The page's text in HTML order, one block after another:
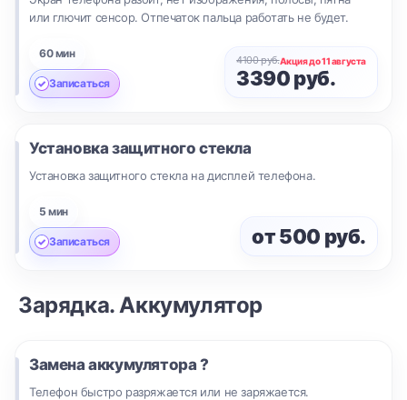
или глючит сенсор. Отпечаток пальца работать не будет.
60 мин
Записаться
4100 руб.Акция до 11 августа
3390 руб.
Установка защитного стекла
Установка защитного стекла на дисплей телефона.
5 мин
Записаться от 500 руб.
Зарядка. Аккумулятор
Замена аккумулятора ?
Телефон быстро разряжается или не заряжается.